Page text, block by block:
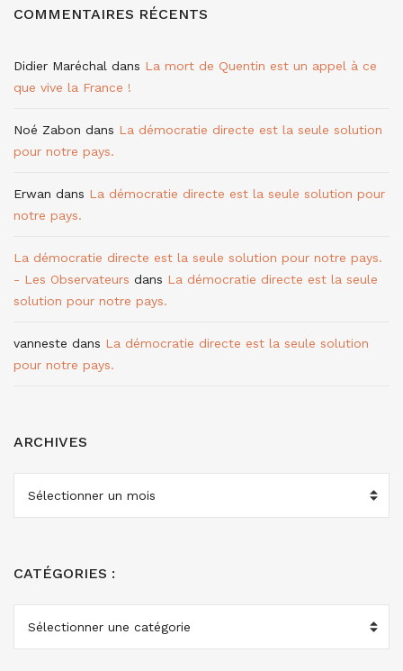
COMMENTAIRES RÉCENTS
Didier Maréchal dans La mort de Quentin est un appel à ce
que vive la France !
Noé Zabon dans La démocratie directe est la seule solution
pour notre pays.
Erwan dans La démocratie directe est la seule solution pour
notre pays.
La démocratie directe est la seule solution pour notre pays.
- Les Observateurs dans La démocratie directe est la seule
solution pour notre pays.
vanneste dans La démocratie directe est la seule solution
pour notre pays.
ARCHIVES
ARCHIVES
CATÉGORIES :
CATÉGORIES